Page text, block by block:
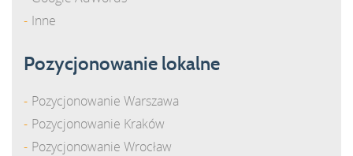
Inne
Pozycjonowanie lokalne
Pozycjonowanie Warszawa
Pozycjonowanie Kraków
Pozycjonowanie Wrocław